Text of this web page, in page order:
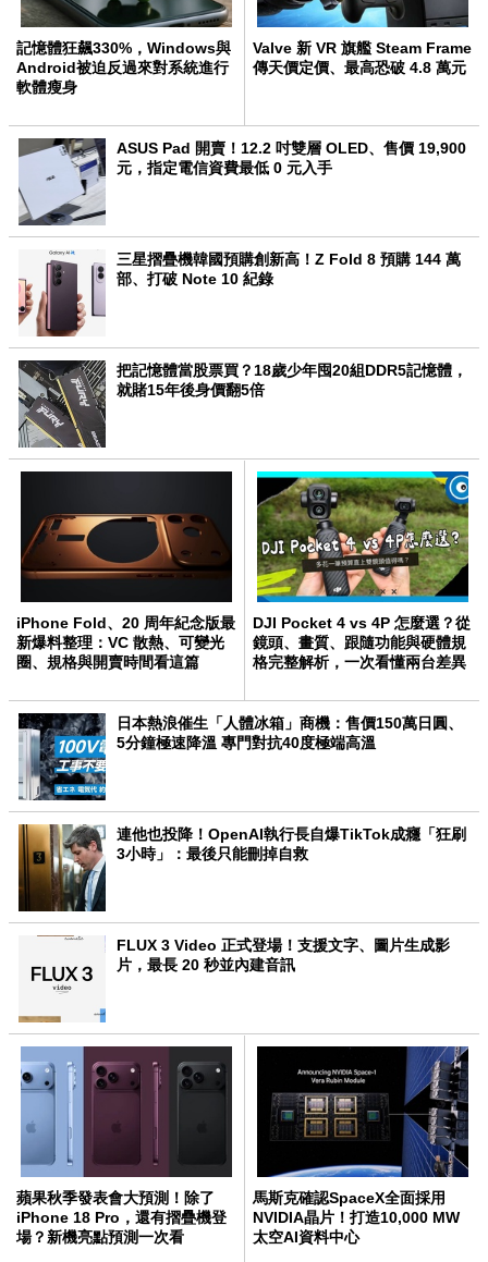
記憶體狂飆330%，Windows與
Android被迫反過來對系統進行
軟體瘦身
Valve 新 VR 旗艦 Steam Frame
傳天價定價、最高恐破 4.8 萬元
ASUS Pad 開賣！12.2 吋雙層 OLED、售價 19,900
元，指定電信資費最低 0 元入手
三星摺疊機韓國預購創新高！Z Fold 8 預購 144 萬
部、打破 Note 10 紀錄
把記憶體當股票買？18歲少年囤20組DDR5記憶體，
就賭15年後身價翻5倍
iPhone Fold、20 周年紀念版最
新爆料整理：VC 散熱、可變光
圈、規格與開賣時間看這篇
DJI Pocket 4 vs 4P 怎麼選？從
鏡頭、畫質、跟隨功能與硬體規
格完整解析，一次看懂兩台差異
日本熱浪催生「人體冰箱」商機：售價150萬日圓、
5分鐘極速降溫 專門對抗40度極端高溫
連他也投降！OpenAI執行長自爆TikTok成癮「狂刷
3小時」：最後只能刪掉自救
FLUX 3 Video 正式登場！支援文字、圖片生成影
片，最長 20 秒並內建音訊
蘋果秋季發表會大預測！除了
iPhone 18 Pro，還有摺疊機登
場？新機亮點預測一次看
馬斯克確認SpaceX全面採用
NVIDIA晶片！打造10,000 MW
太空AI資料中心